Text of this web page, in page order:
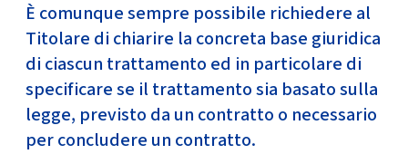
È comunque sempre possibile richiedere al
Titolare di chiarire la concreta base giuridica
di ciascun trattamento ed in particolare di
specificare se il trattamento sia basato sulla
legge, previsto da un contratto o necessario
per concludere un contratto.